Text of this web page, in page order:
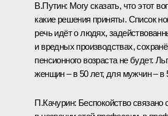
В.Путин: Могу сказать, что этот
какие решения приняты. Список
речь идёт о людях,
и вредных производствах,
пенсионного возраста не будет.
женщин – в 50 лет, для мужчин – в
П.Качурин: Беспокойство